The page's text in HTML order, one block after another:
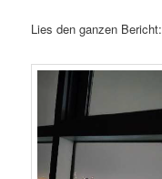
Lies den ganzen Bericht: